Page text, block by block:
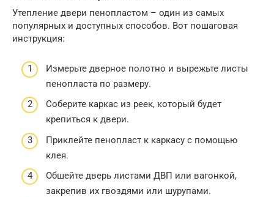
Утепление двери пенопластом – один из самых
популярных и доступных способов. Вот пошаговая
инструкция:
Измерьте дверное полотно и вырежьте листы
пенопласта по размеру.
Соберите каркас из реек, который будет
крепиться к двери.
Приклейте пенопласт к каркасу с помощью
клея.
Обшейте дверь листами ДВП или вагонкой,
закрепив их гвоздями или шурупами.